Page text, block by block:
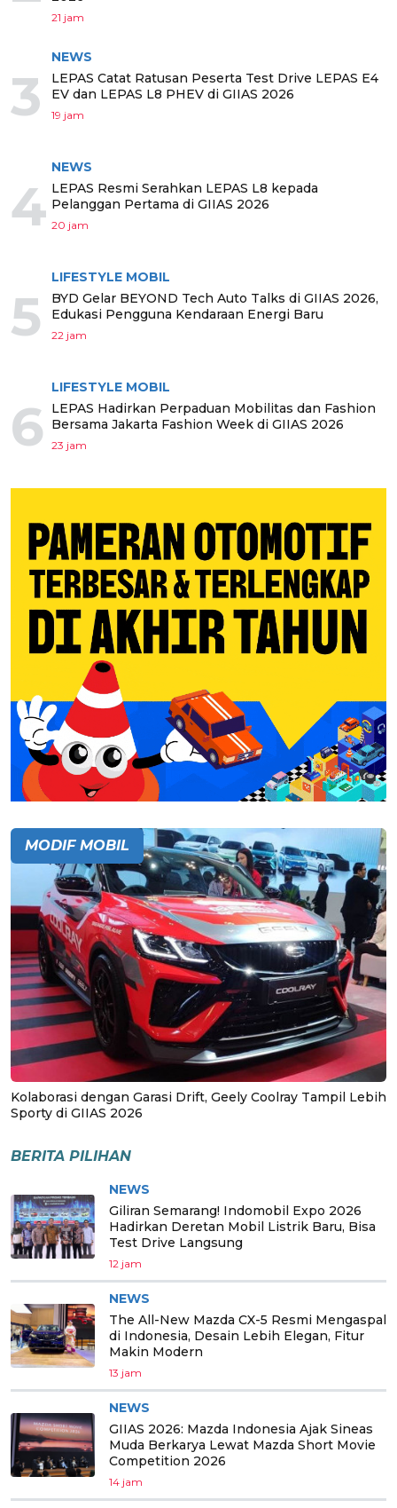
21 jam
3
NEWS
LEPAS Catat Ratusan Peserta Test Drive LEPAS E4
EV dan LEPAS L8 PHEV di GIIAS 2026
19 jam
4
NEWS
LEPAS Resmi Serahkan LEPAS L8 kepada
Pelanggan Pertama di GIIAS 2026
20 jam
5
LIFESTYLE MOBIL
BYD Gelar BEYOND Tech Auto Talks di GIIAS 2026,
Edukasi Pengguna Kendaraan Energi Baru
22 jam
6
LIFESTYLE MOBIL
LEPAS Hadirkan Perpaduan Mobilitas dan Fashion
Bersama Jakarta Fashion Week di GIIAS 2026
23 jam
MODIF MOBIL
Kolaborasi dengan Garasi Drift, Geely Coolray Tampil Lebih
Sporty di GIIAS 2026
BERITA PILIHAN
NEWS
Giliran Semarang! Indomobil Expo 2026
Hadirkan Deretan Mobil Listrik Baru, Bisa
Test Drive Langsung
12 jam
NEWS
The All-New Mazda CX-5 Resmi Mengaspal
di Indonesia, Desain Lebih Elegan, Fitur
Makin Modern
13 jam
NEWS
GIIAS 2026: Mazda Indonesia Ajak Sineas
Muda Berkarya Lewat Mazda Short Movie
Competition 2026
14 jam